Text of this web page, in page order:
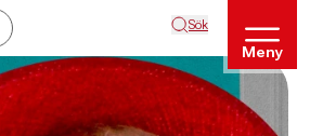
Sök
Meny